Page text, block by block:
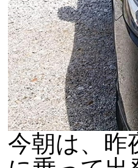
今朝は、昨